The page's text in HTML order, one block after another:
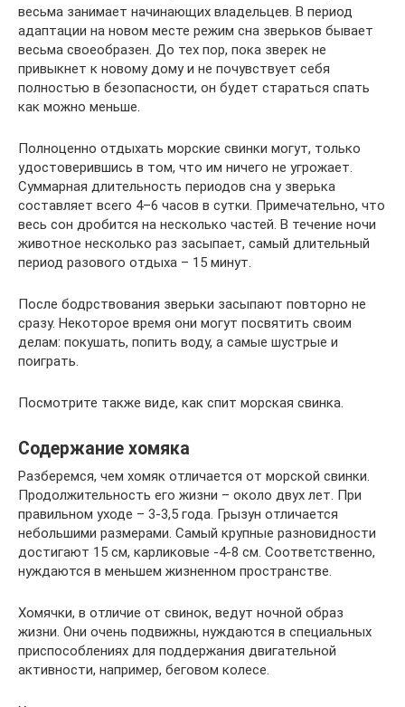
весьма занимает начинающих владельцев. В период
адаптации на новом месте режим сна зверьков бывает
весьма своеобразен. До тех пор, пока зверек не
привыкнет к новому дому и не почувствует себя
полностью в безопасности, он будет стараться спать
как можно меньше.
Полноценно отдыхать морские свинки могут, только
удостоверившись в том, что им ничего не угрожает.
Суммарная длительность периодов сна у зверька
составляет всего 4–6 часов в сутки. Примечательно, что
весь сон дробится на несколько частей. В течение ночи
животное несколько раз засыпает, самый длительный
период разового отдыха – 15 минут.
После бодрствования зверьки засыпают повторно не
сразу. Некоторое время они могут посвятить своим
делам: покушать, попить воду, а самые шустрые и
поиграть.
Посмотрите также виде, как спит морская свинка.
Содержание хомяка
Разберемся, чем хомяк отличается от морской свинки.
Продолжительность его жизни – около двух лет. При
правильном уходе – 3-3,5 года. Грызун отличается
небольшими размерами. Самый крупные разновидности
достигают 15 см, карликовые -4-8 см. Соответственно,
нуждаются в меньшем жизненном пространстве.
Хомячки, в отличие от свинок, ведут ночной образ
жизни. Они очень подвижны, нуждаются в специальных
приспособлениях для поддержания двигательной
активности, например, беговом колесе.